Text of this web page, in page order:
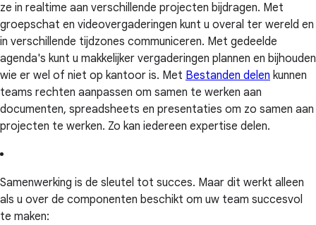
ze in realtime aan verschillende projecten bijdragen. Met
groepschat en videovergaderingen kunt u overal ter wereld en
in verschillende tijdzones communiceren. Met gedeelde
agenda's kunt u makkelijker vergaderingen plannen en bijhouden
wie er wel of niet op kantoor is. Met Bestanden delen kunnen
teams rechten aanpassen om samen te werken aan
documenten, spreadsheets en presentaties om zo samen aan
projecten te werken. Zo kan iedereen expertise delen.
Samenwerking is de sleutel tot succes. Maar dit werkt alleen
als u over de componenten beschikt om uw team succesvol
te maken: